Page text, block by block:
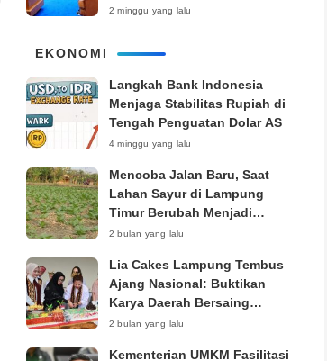
Pemberitaan
2 minggu yang lalu
EKONOMI
Langkah Bank Indonesia
Menjaga Stabilitas Rupiah di
Tengah Penguatan Dolar AS
4 minggu yang lalu
Mencoba Jalan Baru, Saat
Lahan Sayur di Lampung
Timur Berubah Menjadi
Kebun Tembakau
2 bulan yang lalu
Lia Cakes Lampung Tembus
Ajang Nasional: Buktikan
Karya Daerah Bersaing
Setara Kota Besar
2 bulan yang lalu
Kementerian UMKM Fasilitasi